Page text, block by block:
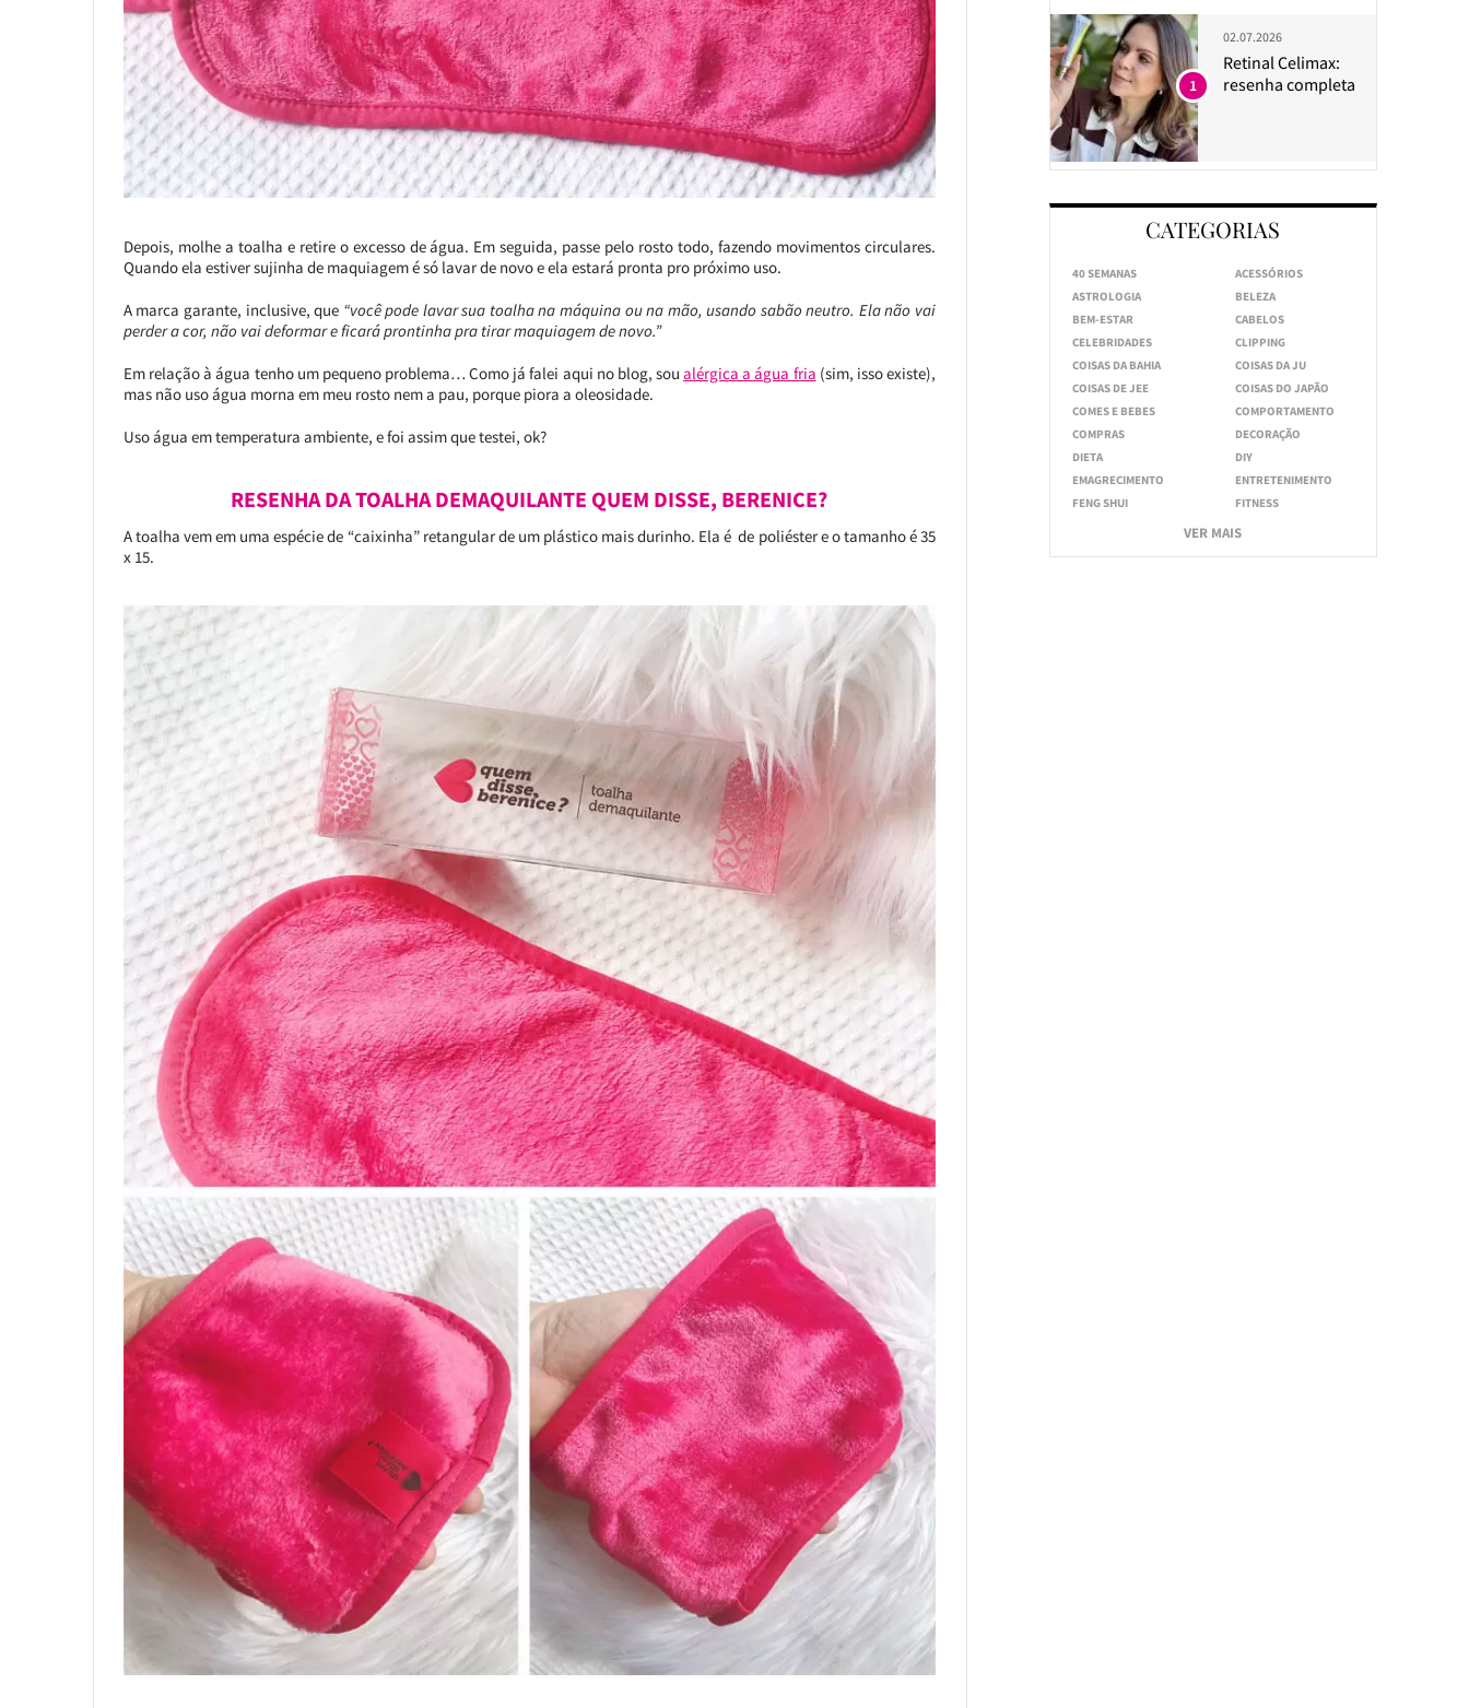
Depois, molhe a toalha e retire o excesso de água. Em seguida, passe pelo rosto todo, fazendo movimentos circulares.
Quando ela estiver sujinha de maquiagem é só lavar de novo e ela estará pronta pro próximo uso.
A marca garante, inclusive, que “você pode lavar sua toalha na máquina ou na mão, usando sabão neutro. Ela não vai
perder a cor, não vai deformar e ficará prontinha pra tirar maquiagem de novo.”
Em relação à água tenho um pequeno problema… Como já falei aqui no blog, soualérgica a água fria (sim, isso existe),
mas não uso água morna em meu rosto nem a pau, porque piora a oleosidade.
Uso água em temperatura ambiente, e foi assim que testei, ok?
RESENHA DA TOALHA DEMAQUILANTE QUEM DISSE, BERENICE?
A toalha vem em uma espécie de “caixinha” retangular de um plástico mais durinho. Ela é de poliéster e o tamanho é 35
x 15.
02.07.2026
Retinal Celimax:
resenha completa
1
CATEGORIAS
40 SEMANAS
ACESSÓRIOS
ASTROLOGIA
BELEZA
BEM-ESTAR
CABELOS
CELEBRIDADES
CLIPPING
COISAS DA BAHIA
COISAS DA JU
COISAS DE JEE
COISAS DO JAPÃO
COMES E BEBES
COMPORTAMENTO
COMPRAS
DECORAÇÃO
DIETA
DIY
EMAGRECIMENTO
ENTRETENIMENTO
FENG SHUI
FITNESS
VER MAIS